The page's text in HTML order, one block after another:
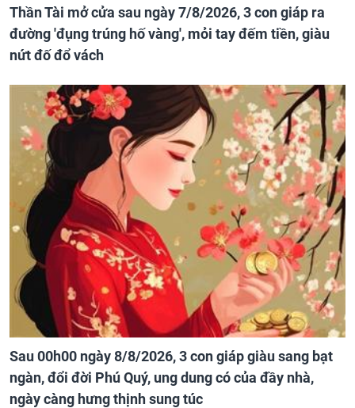
Thần Tài mở cửa sau ngày 7/8/2026, 3 con giáp ra
đường 'đụng trúng hố vàng', mỏi tay đếm tiền, giàu
nứt đố đổ vách
Sau 00h00 ngày 8/8/2026, 3 con giáp giàu sang bạt
ngàn, đổi đời Phú Quý, ung dung có của đầy nhà,
ngày càng hưng thịnh sung túc